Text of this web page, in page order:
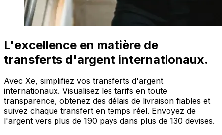
L'excellence en matière de
transferts d'argent internationaux.
Avec Xe, simplifiez vos transferts d'argent
internationaux. Visualisez les tarifs en toute
transparence, obtenez des délais de livraison fiables et
suivez chaque transfert en temps réel. Envoyez de
l'argent vers plus de 190 pays dans plus de 130 devises.